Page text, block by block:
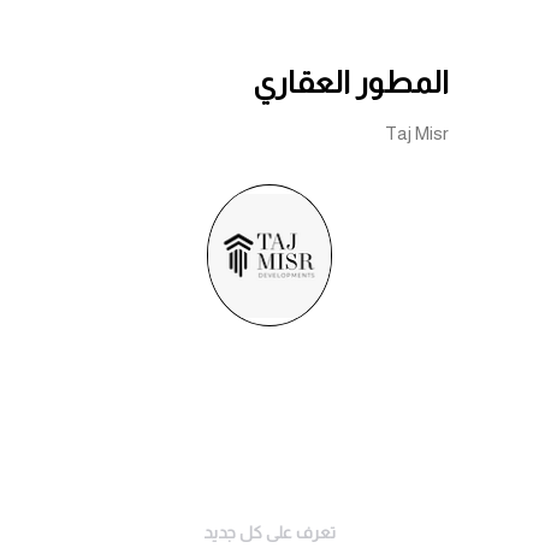
المطور العقاري
Taj Misr
تعرف على كل جديد